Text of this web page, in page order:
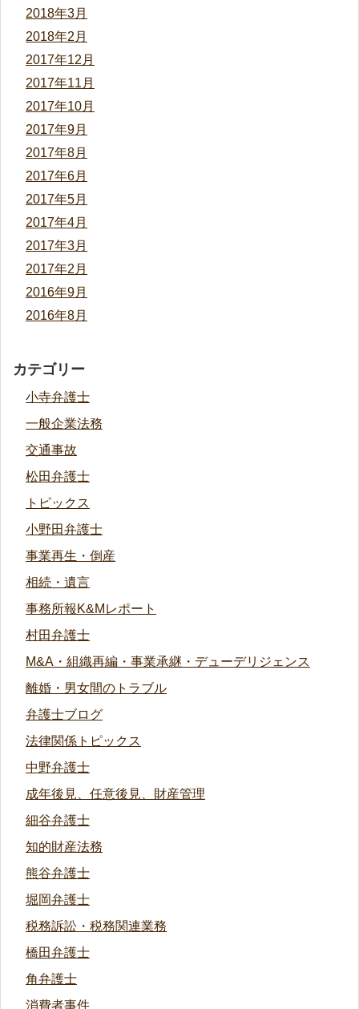
2018年3月
2018年2月
2017年12月
2017年11月
2017年10月
2017年9月
2017年8月
2017年6月
2017年5月
2017年4月
2017年3月
2017年2月
2016年9月
2016年8月
カテゴリー
小寺弁護士
一般企業法務
交通事故
松田弁護士
トピックス
小野田弁護士
事業再生・倒産
相続・遺言
事務所報K&Mレポート
村田弁護士
M&A・組織再編・事業承継・デューデリジェンス
離婚・男女間のトラブル
弁護士ブログ
法律関係トピックス
中野弁護士
成年後見、任意後見、財産管理
細谷弁護士
知的財産法務
熊谷弁護士
堀岡弁護士
税務訴訟・税務関連業務
橋田弁護士
角弁護士
消費者事件